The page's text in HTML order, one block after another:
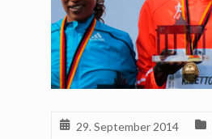
29. September 2014